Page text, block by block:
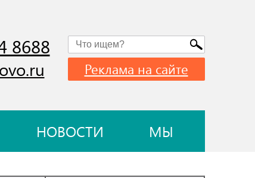
8688
Реклама на сайте
НОВОСТИ МЫ